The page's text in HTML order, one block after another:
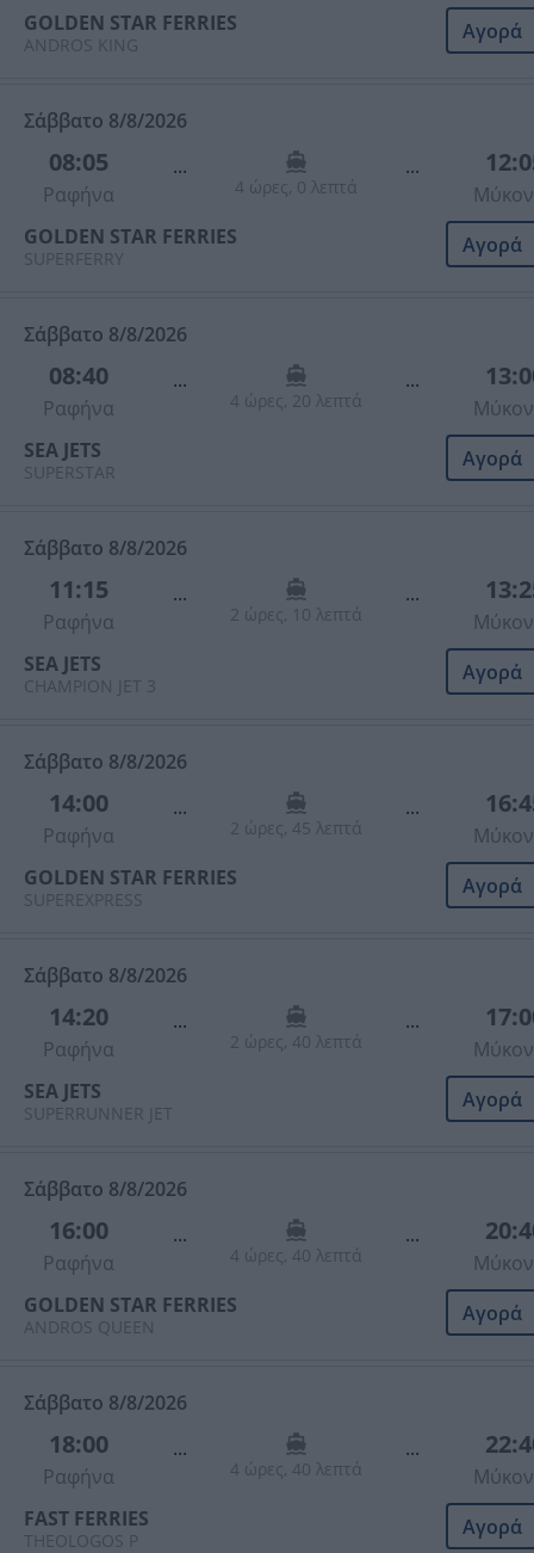
GOLDEN STAR FERRIES
ANDROS KING
Αγορά
Σάββατο 8/8/2026
08:05
Ραφήνα
...
4 ώρες, 0 λεπτά
...
GOLDEN STAR FERRIES
SUPERFERRY
Αγορά
Σάββατο 8/8/2026
08:40
Ραφήνα
...
4 ώρες, 20 λεπτά
...
SEA JETS
SUPERSTAR
Αγορά
Σάββατο 8/8/2026
11:15
Ραφήνα
...
2 ώρες, 10 λεπτά
...
SEA JETS
CHAMPION JET 3
Αγορά
Σάββατο 8/8/2026
14:00
Ραφήνα
...
2 ώρες, 45 λεπτά
...
GOLDEN STAR FERRIES
SUPEREXPRESS
Αγορά
Σάββατο 8/8/2026
14:20
Ραφήνα
...
2 ώρες, 40 λεπτά
...
SEA JETS
SUPERRUNNER JET
Αγορά
Σάββατο 8/8/2026
16:00
Ραφήνα
...
4 ώρες, 40 λεπτά
...
GOLDEN STAR FERRIES
ANDROS QUEEN
Αγορά
Σάββατο 8/8/2026
18:00
Ραφήνα
...
4 ώρες, 40 λεπτά
...
FAST FERRIES
THEOLOGOS P
Αγορά